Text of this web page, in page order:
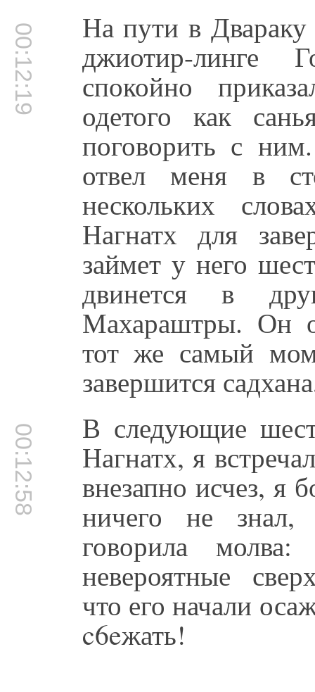
00:12:19 На пути в
джиотир-
спокойно
одетого как
поговорить с
отвел меня в
нескольких
Нагнатх для
займет у него
двинется в
Махараштры. Он
тот же самый
завершится
00:12:58 В следующие
Нагнатх, я
внезапно исчез, я
ничего не знал,
говорила
невероятные
что его начали
c6eжать!